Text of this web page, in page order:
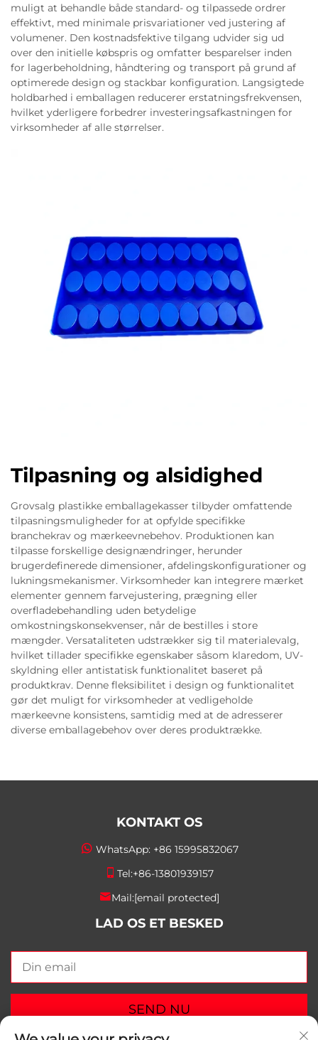
muligt at behandle både standard- og tilpassede ordrer
effektivt, med minimale prisvariationer ved justering af
volumener. Den kostnadsfektive tilgang udvider sig ud
over den initielle købspris og omfatter besparelser inden
for lagerbeholdning, håndtering og transport på grund af
optimerede design og stackbar konfiguration. Langsigtede
holdbarhed i emballagen reducerer erstatningsfrekvensen,
hvilket yderligere forbedrer investeringsafkastningen for
virksomheder af alle størrelser.
Tilpasning og alsidighed
Grovsalg plastikke emballagekasser tilbyder omfattende
tilpasningsmuligheder for at opfylde specifikke
branchekrav og mærkeevnebehov. Produktionen kan
tilpasse forskellige designændringer, herunder
brugerdefinerede dimensioner, afdelingskonfigurationer og
lukningsmekanismer. Virksomheder kan integrere mærket
elementer gennem farvejustering, prægning eller
overfladebehandling uden betydelige
omkostningskonsekvenser, når de bestilles i store
mængder. Versataliteten udstrækker sig til materialevalg,
hvilket tillader specifikke egenskaber såsom klaredom, UV-
skyldning eller antistatisk funktionalitet baseret på
produktkrav. Denne fleksibilitet i design og funktionalitet
gør det muligt for virksomheder at vedligeholde
mærkeevne konsistens, samtidig med at de adresserer
diverse emballagebehov over deres produktrække.
KONTAKT OS
WhatsApp: +86 15995832067
Tel:+86-13801939157
Mail:[email protected]
LAD OS ET BESKED
SEND NU